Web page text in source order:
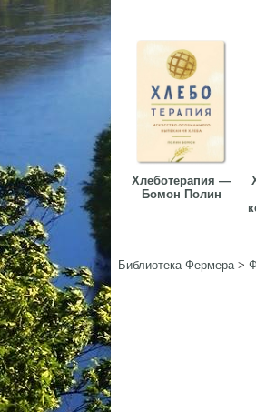
Хлеботерапия —
Бомон Полин
Библиотека Фермера>